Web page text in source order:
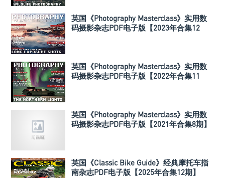
英国《Photography Masterclass》实用数
码摄影杂志PDF电子版【2023年合集12
英国《Photography Masterclass》实用数
码摄影杂志PDF电子版【2022年合集11
英国《Photography Masterclass》实用数
码摄影杂志PDF电子版【2021年合集8期】
英国《Classic Bike Guide》经典摩托车指
南杂志PDF电子版【2025年合集12期】